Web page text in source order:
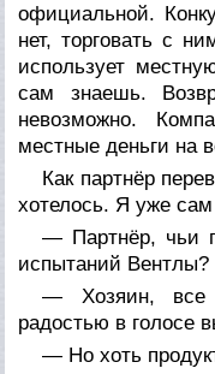
официальной.
нет, торговать с
использует
сам знаешь.
невозможно.
местные деньги на
Как партнёр
хотелось. Я уже сам
— Партнёр, чьи
испытаний Вентлы?
— Хозяин,
радостью в голосе
— Но хоть